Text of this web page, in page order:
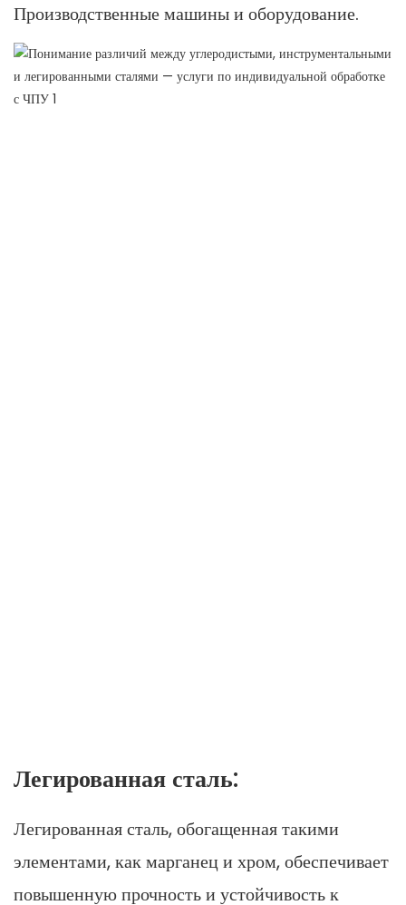
Производственные машины и оборудование.
Легированная сталь:
Легированная сталь, обогащенная такими
элементами, как марганец и хром, обеспечивает
повышенную прочность и устойчивость к